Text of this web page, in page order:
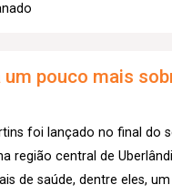
um pouco mais
foi lançado no final do
região central de
de saúde, dentre eles,